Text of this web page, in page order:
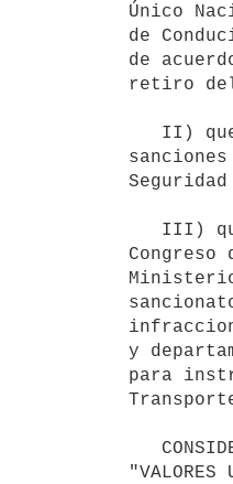
Único
de
de
retiro
y
para